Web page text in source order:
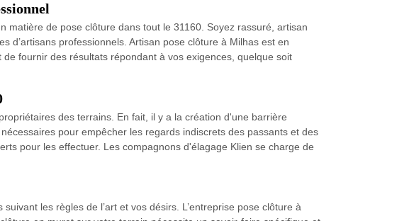
matière de pose clôture dans tout le 31160. Soyez rassuré, artisan
d’artisans professionnels. Artisan pose clôture à Milhas est en
fournir des résultats répondant à vos exigences, quelque soit
des terrains. En fait, il y a la création d'une barrière
pour empêcher les regards indiscrets des passants et des
pour les effectuer. Les compagnons d'élagage Klien se charge de
les règles de l’art et vos désirs. L’entreprise pose clôture à